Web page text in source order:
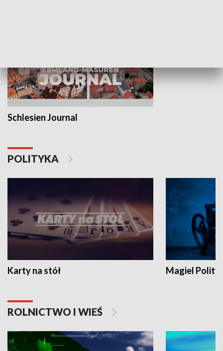
Schlesien Journal
POLITYKA
Karty na stół Magiel
ROLNICTWO I WIEŚ